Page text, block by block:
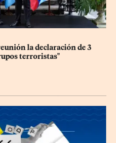
la declaración de 3
terroristas"